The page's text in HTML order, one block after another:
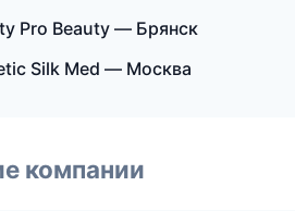
Pro Beauty — Брянск
Silk Med — Москва
компании